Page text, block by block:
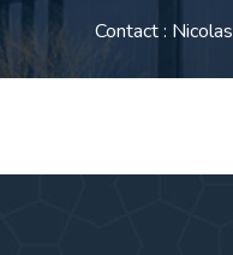
Contact :